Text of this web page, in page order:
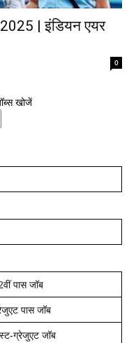
| इंडियन एयर
0
खोजें
पास जॉब
पास जॉब
ग्रेजुएट जॉब